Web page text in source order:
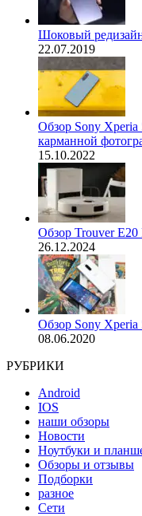
Шоковый
22.07.2019
Обзор Sony
карманной
15.10.2022
Обзор Trouver E20
26.12.2024
Обзор Sony
08.06.2020
РУБРИКИ
Android
IOS
наши обзоры
Новости
Ноутбуки и
Обзоры и отзывы
Подборки
разное
Сети